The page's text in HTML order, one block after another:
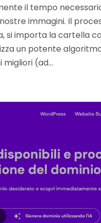
il tempo
immagini. Il
si importa la cartella
un potente
migliori (ad…